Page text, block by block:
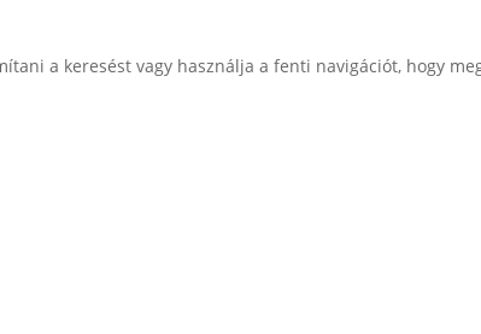
a keresést vagy használja a fenti navigációt, hogy